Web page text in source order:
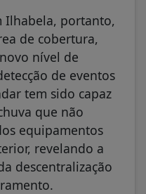
Ilhabela, portanto,
de cobertura,
nível de
de eventos
tem sido capaz
que não
equipamentos
revelando a
descentralização